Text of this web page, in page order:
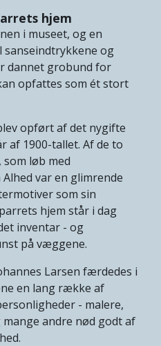
hjem
i museet, og en
og
dannet grobund for
opfattes som ét stort
opført af det nygifte
af 1900-tallet. Af de to
som løb med
var en glimrende
som sin
hjem står i dag
inventar - og
på væggene.
Larsen færdedes i
en lang række af
- malere,
andre nød godt af